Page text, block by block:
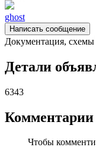
ghost
Написать сообщение
Документация, схемы
Детали
6343
Комментарии
Чтобы